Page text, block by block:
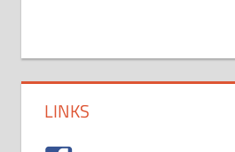
LINKS